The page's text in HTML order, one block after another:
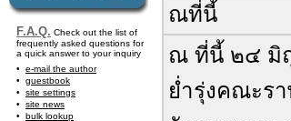
F.A.Q. Check out the list of
frequently asked questions for
a quick answer to your inquiry
e-mail the author
guestbook
site settings
site news
bulk lookup
ณที่นี้
ณ ที่นี้ ๒๔ มิ
ย่ำรุ่งคณะร